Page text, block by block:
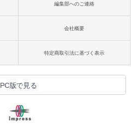
編集部へのご連絡
会社概要
特定商取引法に基づく表示
PC版で見る